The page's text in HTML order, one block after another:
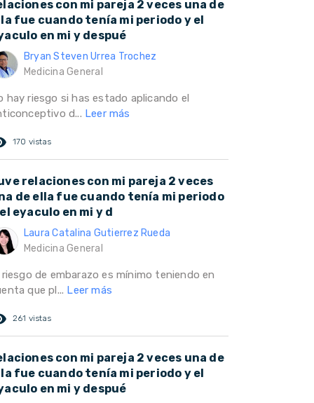
con mi pareja 2 veces una de
fue cuando tenía mi periodo y el
en mi y despué
Bryan Steven Urrea Trochez
Medicina General
hay riesgo si has estado aplicando el
d... Leer más
170 vistas
relaciones con mi pareja 2 veces
de ella fue cuando tenía mi periodo
eyaculo en mi y d
Laura Catalina Gutierrez Rueda
Medicina General
riesgo de embarazo es mínimo teniendo en
que pl... Leer más
261 vistas
con mi pareja 2 veces una de
fue cuando tenía mi periodo y el
en mi y despué